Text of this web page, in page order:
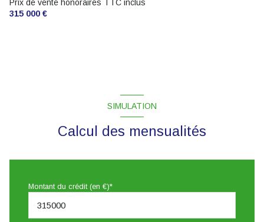
Prix de vente honoraires TTC inclus
315 000 €
SIMULATION
Calcul des mensualités
Montant du crédit (en €)*